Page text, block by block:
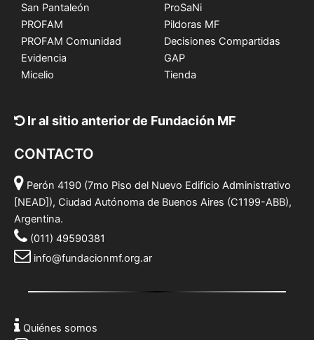
San Pantaleón
PROFAM
PROFAM Comunidad
Evidencia
Micelio
ProSaNi
Pildoras MF
Decisiones Compartidas
GAP
Tienda
Ir al sitio anterior de Fundación MF
CONTACTO
Perón 4190 (7mo Piso del Nuevo Edificio Administrativo
[NEAD]), Ciudad Autónoma de Buenos Aires (C1199-ABB),
Argentina.
(011) 49590381
info@fundacionmf.org.ar
Quiénes somos